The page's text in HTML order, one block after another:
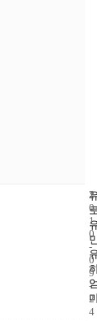
2
2
0
1
0
-
0
9
-
2
4